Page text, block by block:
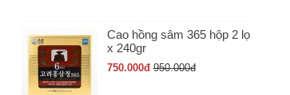
Cao hồng sâm 365 hộp 2 lọ
x 240gr
750.000đ 950.000đ